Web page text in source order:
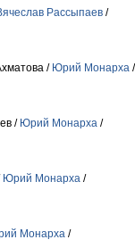
Рассыпаев /
/ Юрий Монарха /
/ Юрий Монарха /
Юрий Монарха /
Монарха /